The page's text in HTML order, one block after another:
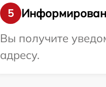
5
Вы получите
адресу.